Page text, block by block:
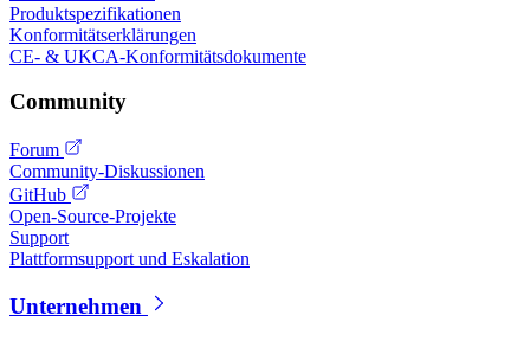
Produktspezifikationen
Konformitätserklärungen
CE- & UKCA-Konformitätsdokumente
Community
Forum
Community-Diskussionen
GitHub
Open-Source-Projekte
Support
Plattformsupport und Eskalation
Unternehmen